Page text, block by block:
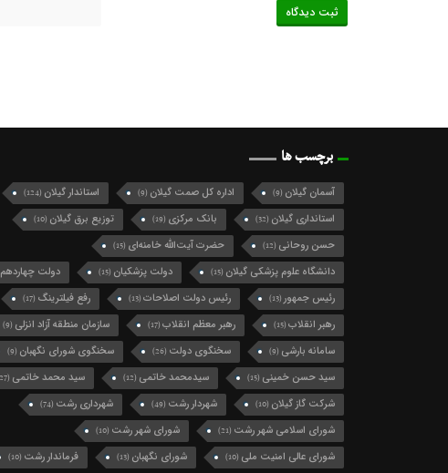
برچسب ها
آسمان گیلان (9) اداره کل صمت گیلان (9) استاندار گیلان (124)
استانداری گیلان (32) بانک مرکزی (19) توزیع برق گیلان (10)
حسن روحانی (12) حضرت آیت‌الله خامنه‌ای (15)
دانشگاه علوم پزشکی گیلان (15) دولت پزشکیان (15) دولت چهاردهم
رئیس جمهور(13) رئیس دولت اصلاحات(13) رفع فیلترینگ (17)
رهبر انقلاب(15) رهبر معظم انقلاب(17) سازمان منطقه آزاد انزلی (9)
سامانه بارشی (9) سخنگوی دولت (26) سخنگوی شورای نگهبان (9)
سید حسن خمینی (15) سیدمحمد خاتمی (12) سید محمد خاتمی (27)
شرکت گاز گیلان (10) شهردار رشت (49) شهرداری رشت (74)
شورای اسلامی شهر رشت (21) شورای شهر رشت (10)
شورای عالی امنیت ملی (10) شورای نگهبان (13) فرماندار رشت (10)